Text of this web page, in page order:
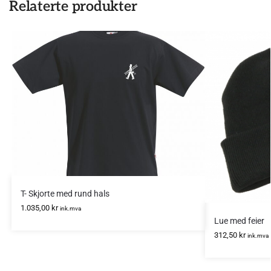
Relaterte produkter
T- Skjorte med rund hals
1.035,00 kr ink.mva
Lue med feier
312,50 kr ink.mva